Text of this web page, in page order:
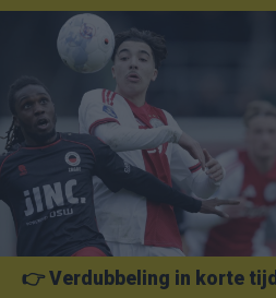
👉 Verdubbeling in korte tijd